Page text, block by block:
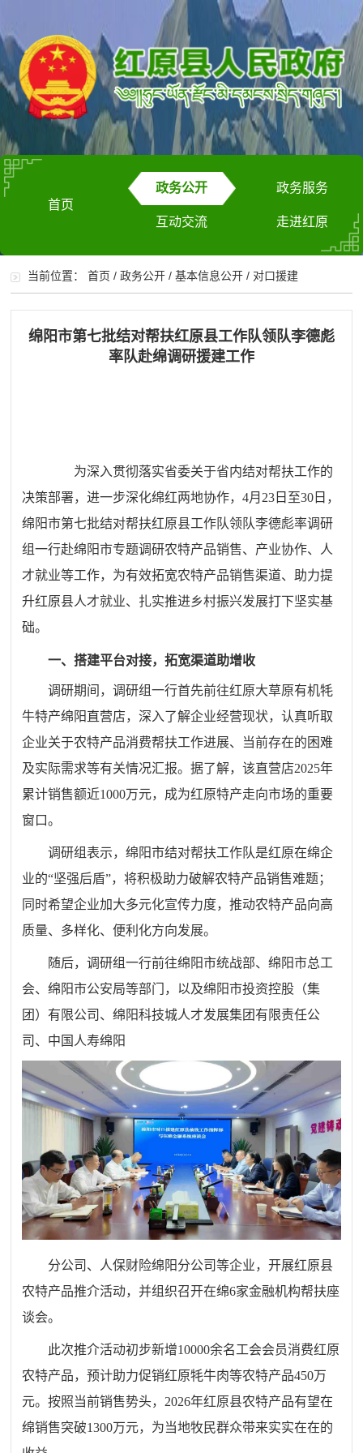
首页
政务公开 政务服务
互动交流 走进红原
当前位置：首页 /政务公开 /基本信息公开 / 对口援建
绵阳市第七批结对帮扶红原县工作队领队李德彪
率队赴绵调研援建工作
为深入贯彻落实省委关于省内结对帮扶工作的
决策部署，进一步深化绵红两地协作，4月23日至30日，
绵阳市第七批结对帮扶红原县工作队领队李德彪率调研
组一行赴绵阳市专题调研农特产品销售、产业协作、人
才就业等工作，为有效拓宽农特产品销售渠道、助力提
升红原县人才就业、扎实推进乡村振兴发展打下坚实基
础。
一、搭建平台对接，拓宽渠道助增收
调研期间，调研组一行首先前往红原大草原有机牦
牛特产绵阳直营店，深入了解企业经营现状，认真听取
企业关于农特产品消费帮扶工作进展、当前存在的困难
及实际需求等有关情况汇报。据了解，该直营店2025年
累计销售额近1000万元，成为红原特产走向市场的重要
窗口。
调研组表示，绵阳市结对帮扶工作队是红原在绵企
业的“坚强后盾”，将积极助力破解农特产品销售难题；
同时希望企业加大多元化宣传力度，推动农特产品向高
质量、多样化、便利化方向发展。
随后，调研组一行前往绵阳市统战部、绵阳市总工
会、绵阳市公安局等部门
，以及绵阳市投资控股（集
团）有限公司、绵阳科技城人才发展集团有限责任公
司、中国人寿绵阳
分公司、人保财险绵阳分公司等企业，开展红原县
农特产品推介活动，并组织召开在绵6家金融机构帮扶座
谈会。
此次推介活动初步新增10000余名工会会员消费红原
农特产品，预计助力促销红原牦牛肉等农特产品450万
元。按照当前销售势头，2026年红原县农特产品有望在
绵销售突破1300万元，为当地牧民群众带来实实在在的